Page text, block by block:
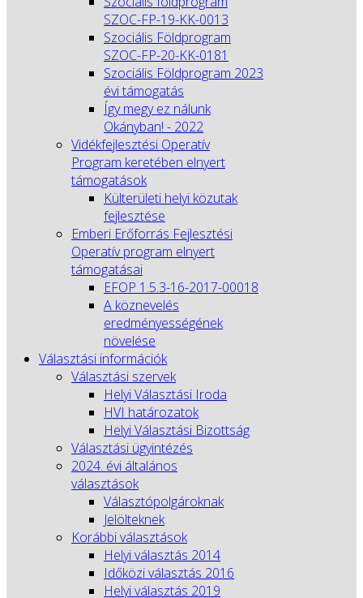
SZOC-FP-19-KK-0013
Szociális Földprogram
SZOC-FP-20-KK-0181
Szociális Földprogram 2023
évi támogatás
Így megy ez nálunk
Okányban! - 2022
Vidékfejlesztési Operatív
Program keretében elnyert
támogatások
Külterületi helyi közutak
fejlesztése
Emberi Erőforrás Fejlesztési
Operatív program elnyert
támogatásai
EFOP 1.5.3-16-2017-00018
A köznevelés
eredményességének
növelése
Választási információk
Választási szervek
Helyi Választási Iroda
HVI határozatok
Helyi Választási Bizottság
Választási ügyintézés
2024. évi általános
választások
Választópolgároknak
Jelölteknek
Korábbi választások
Helyi választás 2014
Időközi választás 2016
Helyi választás 2019